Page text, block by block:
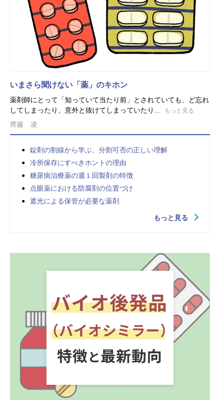
いまさら聞けない「薬」のキホン
薬剤師にとって「知っていて当たり前」とされていても、ど忘れ
してしまったり、意外と抜けてしまっていたり...
もっと見る
齊藤 凌
錠剤の割線から学ぶ、分割可否の正しい理解
冷所保存にすべきホントの理由
糖尿病治療薬の週１回製剤の特徴
点眼薬における防腐剤の位置づけ
遮光による保管が必要な薬剤
もっと見る